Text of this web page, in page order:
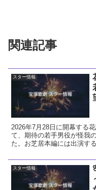
関連記事
スター情報
2026年7月28日に開幕する
て、期待の若手男役が怪我
た。お芝居本編には出演す
スター情報